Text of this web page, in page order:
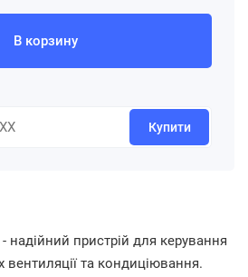
- надійний пристрій для керування
вентиляції та кондиціювання.
В корзину
Купити